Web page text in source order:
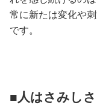
常に新たは変化や
です。
■人はさみし